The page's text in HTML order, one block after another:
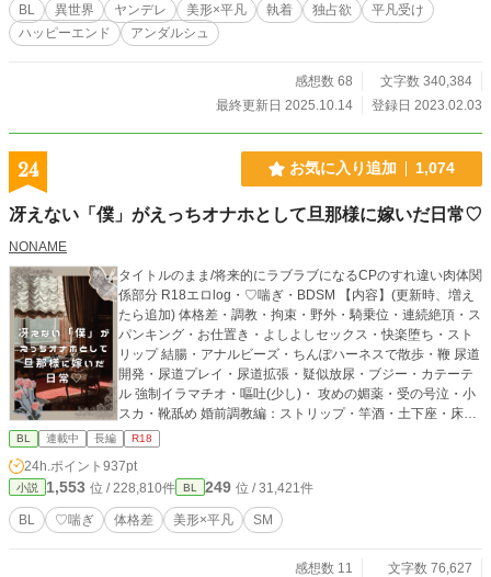
結ばれなければ死んでしまう！ 死を回避するため奮闘する
エミルだったが、なぜかアルベルトはマリアに興味がなく、
■注意書き ※カップリングは固定、総受けではありませんの
でご了承ください。 ※サブキャラ同士ですが、男女カップリ
BL 異世界 ヤンデレ 美形×平凡 執着 独占欲
平凡受け
ハッピーエンド
アンダルシュ
感想数 68
文字数 340,384
最終更新日 2025.10.14
登録日 2023.02.03
24 お気に入り追加 1,074
冴えない「僕」がえっちオナホとして旦那様に嫁いだ日常♡
NONAME
タイトルのまま/将来的にラブラブになるCPのすれ違い肉体関
係部分 R18エロlog・♡喘ぎ・BDSM 【内容】(更新時、増え
たら追加) 体格差・調教・拘束・野外・騎乗位・連続絶頂・ス
パンキング・お仕置き・よしよしセックス・快楽堕ち・スト
リップ 結腸・アナルビーズ・ちんぽハーネスで散歩・鞭 尿道
開発・尿道プレイ・尿道拡張・疑似放尿・ブジー・カテーテ
ル 強制イラマチオ・嘔吐(少し)・ 攻めの媚薬・受の号泣・小
スカ・靴舐め 婚前調教編：ストリップ・竿酒・土下座・床舐
め・開発・ぺニス緊縛・イラマチオ・オナ禁 【今後書きた
い】種付けプレス・体格差のあるプレイ・ピアッシング・鼻
穴射精・喉奥開発・乳首開発・乳首ピアス・おちんぽ様への
謝罪・ハメ懇願土下座・異物挿入・産卵・貞操帯 (らぶらぶ軸
で書きたい)フィスト・アナルホール 内容が分かりやすいよう
更新日とプレイがタイトル。基本繋がってない。 モチベのた
BL 連載中 長編 R18
24h.ポイント 937pt
小説 1,553 位 / 228,810件 BL 249 位 / 31,421件
BL ♡喘ぎ 体格差 美形×平凡 SM
感想数 11
文字数 76,627